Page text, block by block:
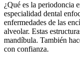
¿Qué es la periodoncia
especialidad dental
enfermedades de las
alveolar. Estas
mandíbula. También
con confianza.